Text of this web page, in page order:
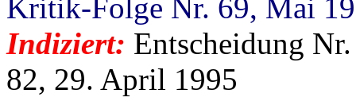
Kritik-Folge Nr. 69, Mai
Indiziert: Entscheidung
82, 29. April 1995